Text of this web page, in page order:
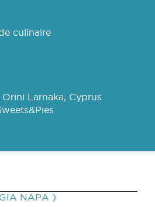
culinaire
Larnaka, Cyprus
NAPA )